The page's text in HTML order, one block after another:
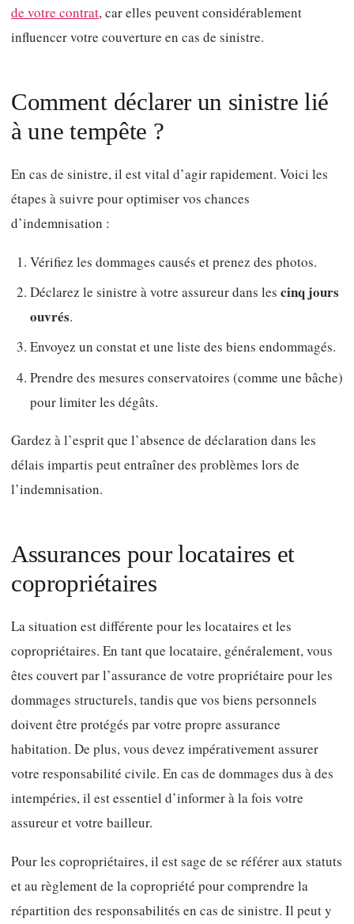
de votre contrat, car elles peuvent considérablement
influencer votre couverture en cas de sinistre.
Comment déclarer un sinistre lié
à une tempête ?
En cas de sinistre, il est vital d’agir rapidement. Voici les
étapes à suivre pour optimiser vos chances
d’indemnisation :
Vérifiez les dommages causés et prenez des photos.
Déclarez le sinistre à votre assureur dans les cinq jours
ouvrés.
Envoyez un constat et une liste des biens endommagés.
Prendre des mesures conservatoires (comme une bâche)
pour limiter les dégâts.
Gardez à l’esprit que l’absence de déclaration dans les
délais impartis peut entraîner des problèmes lors de
l’indemnisation.
Assurances pour locataires et
copropriétaires
La situation est différente pour les locataires et les
copropriétaires. En tant que locataire, généralement, vous
êtes couvert par l’assurance de votre propriétaire pour les
dommages structurels, tandis que vos biens personnels
doivent être protégés par votre propre assurance
habitation. De plus, vous devez impérativement assurer
votre responsabilité civile. En cas de dommages dus à des
intempéries, il est essentiel d’informer à la fois votre
assureur et votre bailleur.
Pour les copropriétaires, il est sage de se référer aux statuts
et au règlement de la copropriété pour comprendre la
répartition des responsabilités en cas de sinistre. Il peut y